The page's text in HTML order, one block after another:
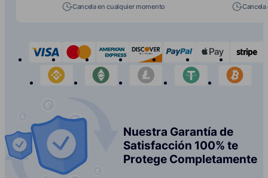
Cancela en cualquier momento
visa mastercardamerican-express
discover paypal apple-
binance
etherium litecoin tether
Nuestra Garantía de
Satisfacción 100% te
Protege Completamente